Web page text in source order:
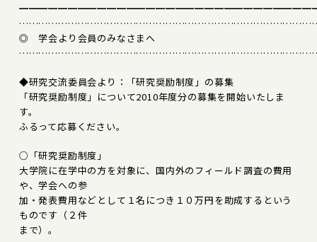
◎ 学会より会員のみなさまへ
◆研究交流委員会より：「研究奨励制度」の募集
「研究奨励制度」について2010年度分の募集を開始いたしま
す。
ふるって応募ください。
○「研究奨励制度」
大学院に在学中の方を対象に、国内外のフィールド調査の費用
や、学会への参
加・発表費用などとして１名につき１０万円を助成するという
ものです（２件
まで）。